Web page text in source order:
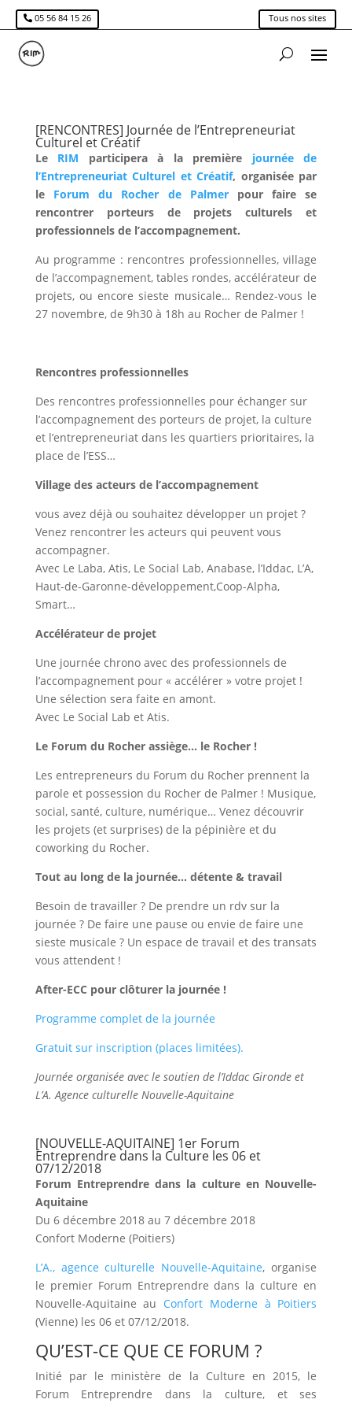
05 56 84 15 26 Tous nos sites
[RENCONTRES] Journée de l’Entrepreneuriat
Culturel et Créatif
Le RIM participera à la première journée de
l’Entrepreneuriat Culturel et Créatif, organisée par
le Forum du Rocher de Palmerpour faire se
rencontrer porteurs de projets culturels et
professionnels de l’accompagnement.
Au programme : rencontres professionnelles, village
de l’accompagnement, tables rondes, accélérateur de
projets, ou encore sieste musicale… Rendez-vous le
27 novembre, de 9h30 à 18h au Rocher de Palmer !
Rencontres professionnelles
Des rencontres professionnelles pour échanger sur
l’accompagnement des porteurs de projet, la culture
et l’entrepreneuriat dans les quartiers prioritaires, la
place de l’ESS…
Village des acteurs de l’accompagnement
vous avez déjà ou souhaitez développer un projet ?
Venez rencontrer les acteurs qui peuvent vous
accompagner.
Avec Le Laba, Atis, Le Social Lab, Anabase, l’Iddac, L’A,
Haut-de-Garonne-développement,Coop-Alpha,
Smart…
Accélérateur de projet
Une journée chrono avec des professionnels de
l’accompagnement pour « accélérer » votre projet !
Une sélection sera faite en amont.
Avec Le Social Lab et Atis.
Le Forum du Rocher assiège… le Rocher !
Les entrepreneurs du Forum du Rocher prennent la
parole et possession du Rocher de Palmer ! Musique,
social, santé, culture, numérique… Venez découvrir
les projets (et surprises) de la pépinière et du
coworking du Rocher.
Tout au long de la journée… détente & travail
Besoin de travailler ? De prendre un rdv sur la
journée ? De faire une pause ou envie de faire une
sieste musicale ? Un espace de travail et des transats
vous attendent !
After-ECC pour clôturer la journée !
Programme complet de la journée
Gratuit sur inscription (places limitées).
Journée organisée avec le soutien de l’Iddac Gironde et
L’A. Agence culturelle Nouvelle-Aquitaine
[NOUVELLE-AQUITAINE] 1er Forum
Entreprendre dans la Culture les 06 et
07/12/2018
Forum Entreprendre dans la culture en Nouvelle-
Aquitaine
Du 6 décembre 2018 au 7 décembre 2018
Confort Moderne (Poitiers)
L’A., agence culturelle Nouvelle-Aquitaine, organise
le premier Forum Entreprendre dans la culture en
Nouvelle-Aquitaine au Confort Moderne à Poitiers
(Vienne) les 06 et 07/12/2018.
QU’EST-CE QUE CE FORUM ?
Initié par le ministère de la Culture en 2015, le
Forum Entreprendre dans la culture, et ses